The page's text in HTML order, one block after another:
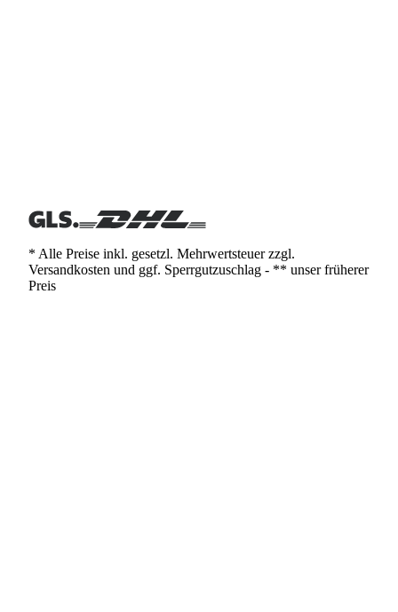
* Alle Preise inkl. gesetzl. Mehrwertsteuer zzgl.
Versandkosten und ggf. Sperrgutzuschlag - ** unser früherer
Preis